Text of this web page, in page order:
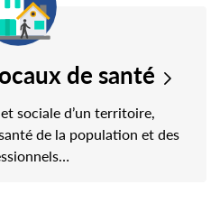
de santé
sociale d’un territoire,
de la population et des